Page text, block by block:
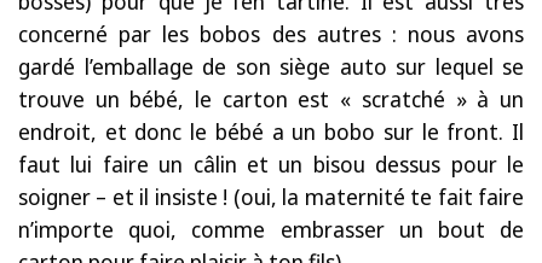
concerné par les bobos des autres : nous avons
gardé l’emballage de son siège auto sur lequel se
trouve un bébé, le carton est « scratché » à un
endroit, et donc le bébé a un bobo sur le front. Il
faut lui faire un câlin et un bisou dessus pour le
soigner – et il insiste ! (oui, la maternité te fait faire
n’importe quoi, comme embrasser un bout de